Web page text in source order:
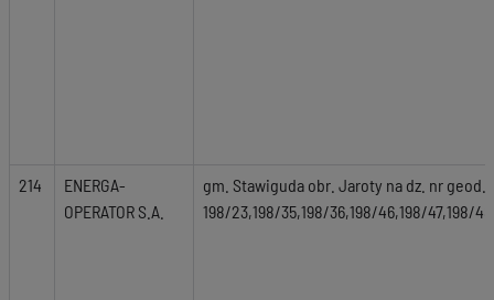
214
ENERGA-
OPERATOR S.A.
gm. Stawiguda obr. Jaroty na dz. nr geod.
198/23,198/35,198/36,198/46,198/47,198/